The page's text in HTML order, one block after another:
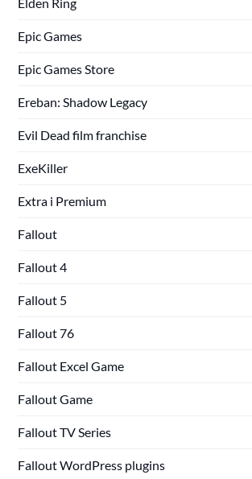
Epic Games
Epic Games Store
Ereban: Shadow Legacy
Evil Dead film franchise
ExeKiller
Extra i Premium
Fallout
Fallout 4
Fallout 5
Fallout 76
Fallout Excel Game
Fallout Game
Fallout TV Series
Fallout WordPress plugins